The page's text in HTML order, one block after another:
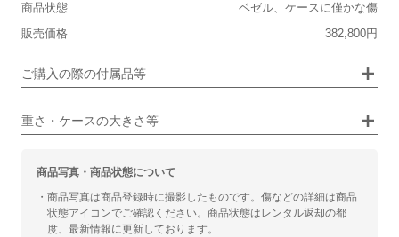
商品状態
ベゼル、ケースに僅かな傷
販売価格
382,800円
ご購入の際の付属品等
重さ・ケースの大きさ等
カジュアル ビジネス
商品写真・商品状態について
・商品写真は商品登録時に撮影したものです。傷などの詳細は商品
状態アイコンでご確認ください。商品状態はレンタル返却の都
度、最新情報に更新しております。